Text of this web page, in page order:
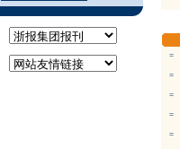
=
=
=
=
=